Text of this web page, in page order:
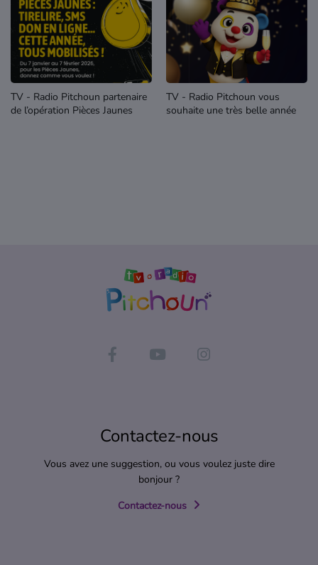
TV - Radio Pitchoun partenaire
de l’opération Pièces Jaunes
TV - Radio Pitchoun vous
souhaite une très belle année
Contactez-nous
Vous avez une suggestion, ou vous voulez juste dire
bonjour ?
Contactez-nous